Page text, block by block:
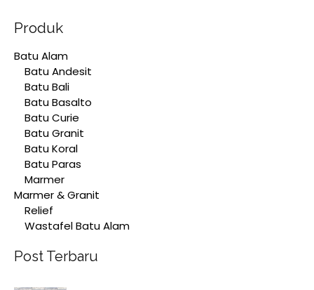
Produk
Batu Alam
Batu Andesit
Batu Bali
Batu Basalto
Batu Curie
Batu Granit
Batu Koral
Batu Paras
Marmer
Marmer & Granit
Relief
Wastafel Batu Alam
Post Terbaru